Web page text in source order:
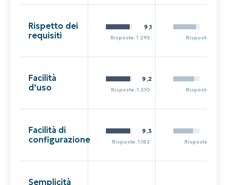
Rispetto dei
requisiti
9,1
Risposte: 1.295 Risposte: 81
Facilità
d’uso
9,2
Risposte: 1.310 Risposte: 81
Facilità di
configurazione
9,3
Risposte: 1.182 Risposte: 69
Semplicità